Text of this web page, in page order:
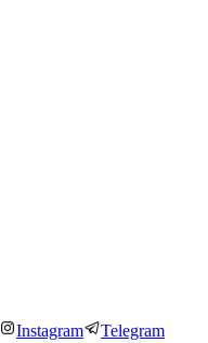
Instagram Telegram